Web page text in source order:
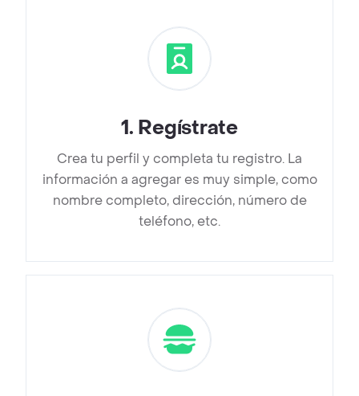
1. Regístrate
Crea tu perfil y completa tu registro. La
información a agregar es muy simple, como
nombre completo, dirección, número de
teléfono, etc.